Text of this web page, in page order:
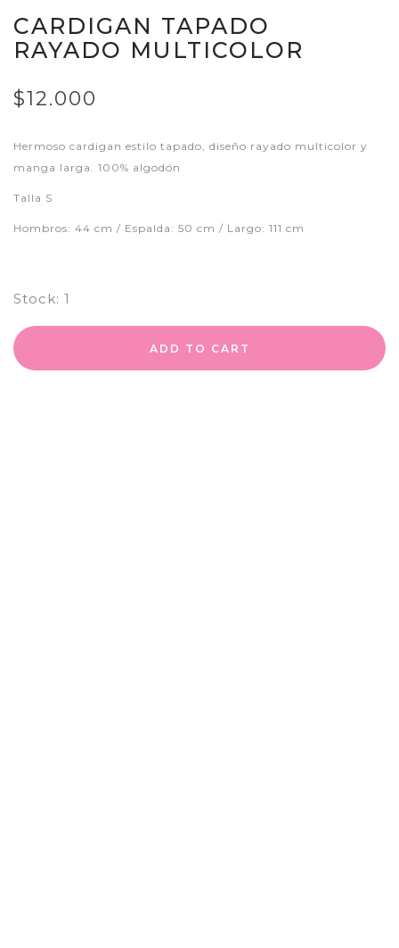
CARDIGAN TAPADO
RAYADO MULTICOLOR
$12.000
Hermoso cardigan estilo tapado, diseño rayado multicolor y
manga larga. 100% algodón
Talla S
Hombros: 44 cm / Espalda: 50 cm / Largo: 111 cm
Stock: 1
ADD TO CART